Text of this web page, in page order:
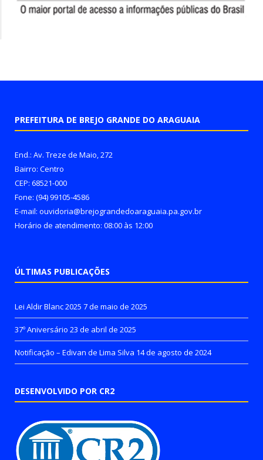
PREFEITURA DE BREJO GRANDE DO ARAGUAIA
End.: Av. Treze de Maio, 272
Bairro: Centro
CEP: 68521-000
Fone: (94) 99105-4586
E-mail: ouvidoria@brejograndedoaraguaia.pa.gov.br
Horário de atendimento: 08:00 às 12:00
ÚLTIMAS PUBLICAÇÕES
Lei Aldir Blanc 2025 7 de maio de 2025
37º Aniversário 23 de abril de 2025
Notificação – Edivan de Lima Silva 14 de agosto de 2024
DESENVOLVIDO POR CR2